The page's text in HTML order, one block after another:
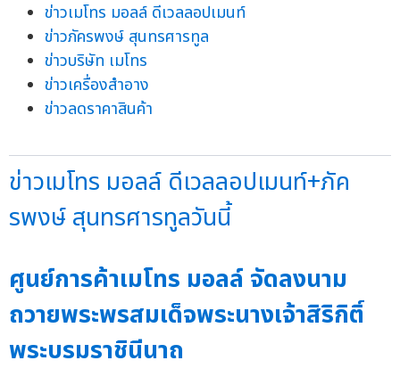
ข่าวเมโทร มอลล์ ดีเวลลอปเมนท์
ข่าวภัครพงษ์ สุนทรศารทูล
ข่าวบริษัท เมโทร
ข่าวเครื่องสำอาง
ข่าวลดราคาสินค้า
ข่าวเมโทร มอลล์ ดีเวลลอปเมนท์+ภัค
รพงษ์ สุนทรศารทูลวันนี้
ศูนย์การค้าเมโทร มอลล์ จัดลงนาม
ถวายพระพรสมเด็จพระนางเจ้าสิริกิติ์
พระบรมราชินีนาถ